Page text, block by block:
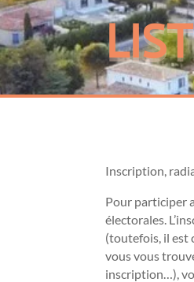
Inscription,
Pour participer
électorales.
(toutefois, il est
vous vous
inscription…),